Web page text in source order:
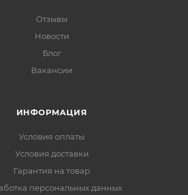
Отзывы
Новости
Блог
Вакансии
ИНФОРМАЦИЯ
Условия оплаты
Условия доставки
Гарантия на товар
персональных данных